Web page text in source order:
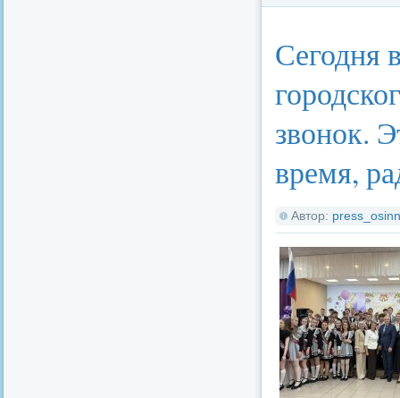
Сегодня
звонок.
время,
Автор: